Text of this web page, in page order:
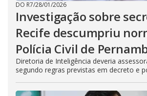
DO R7/28/01/2026
Investigação sobre
Recife descumpriu
Polícia Civil de
Diretoria de Inteligência deveria
segundo regras previstas em decreto e